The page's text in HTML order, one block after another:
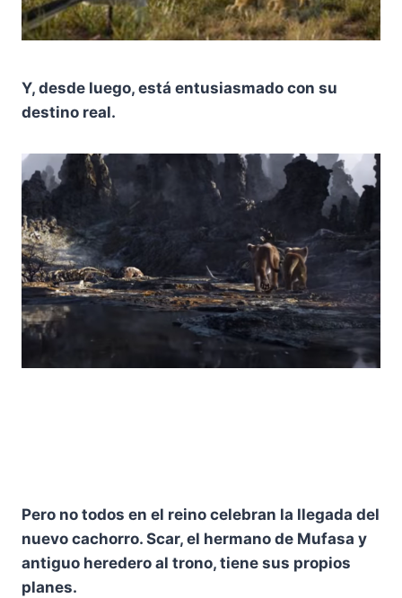
Y, desde luego, está entusiasmado con su
destino real.
Pero no todos en el reino celebran la llegada del
nuevo cachorro. Scar, el hermano de Mufasa y
antiguo heredero al trono, tiene sus propios
planes.